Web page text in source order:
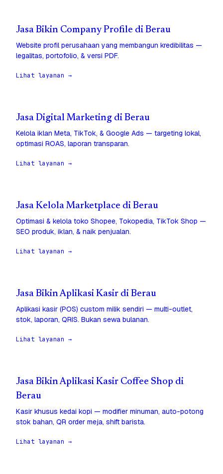
Jasa Bikin Company Profile di Berau
Website profil perusahaan yang membangun kredibilitas —
legalitas, portofolio, & versi PDF.
Lihat layanan →
Jasa Digital Marketing di Berau
Kelola iklan Meta, TikTok, & Google Ads — targeting lokal,
optimasi ROAS, laporan transparan.
Lihat layanan →
Jasa Kelola Marketplace di Berau
Optimasi & kelola toko Shopee, Tokopedia, TikTok Shop —
SEO produk, iklan, & naik penjualan.
Lihat layanan →
Jasa Bikin Aplikasi Kasir di Berau
Aplikasi kasir (POS) custom milik sendiri — multi-outlet,
stok, laporan, QRIS. Bukan sewa bulanan.
Lihat layanan →
Jasa Bikin Aplikasi Kasir Coffee Shop di
Berau
Kasir khusus kedai kopi — modifier minuman, auto-potong
stok bahan, QR order meja, shift barista.
Lihat layanan →